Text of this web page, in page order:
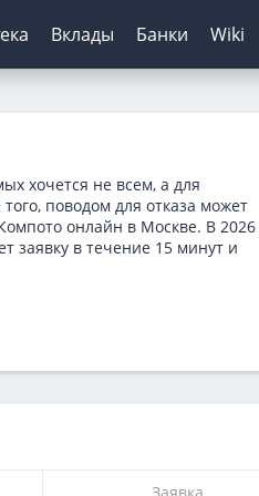
Архив ЦБ РФ
Курс доллара ЦБ
Без первого взноса
На авто с пробегом
С кэшбэком
Монеткин
До зарплаты
Вклады
Калькулятор вкладов
Банки Wiki
хочется не всем, а для
поводом для отказа может
онлайн в Москве. В 2026
заявку в течение 15 минут и